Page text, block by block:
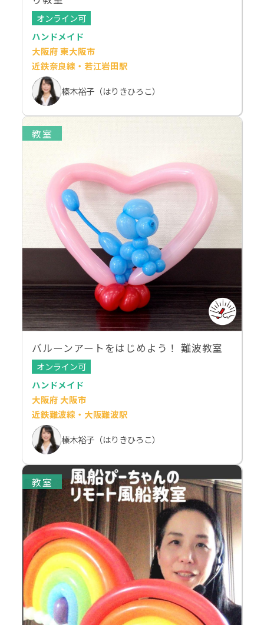
オンライン可
ハンドメイド
大阪府 東大阪市
近鉄奈良線・若江岩田駅
榛木裕子（はりきひろこ）
教室
バルーンアートをはじめよう！ 難波教室
オンライン可
ハンドメイド
大阪府 大阪市
近鉄難波線・大阪難波駅
榛木裕子（はりきひろこ）
教室